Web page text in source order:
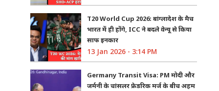
T20 World Cup 2026: बांग्लादेश के मैच
भारत में ही होंगे, ICC ने बदले वेन्यू से किया
साफ इनकार
13 Jan 2026 - 3:14 PM
Germany Transit Visa: PM मोदी और
जर्मनी के चांसलर फ्रेडरिक मर्ज के बीच अहम